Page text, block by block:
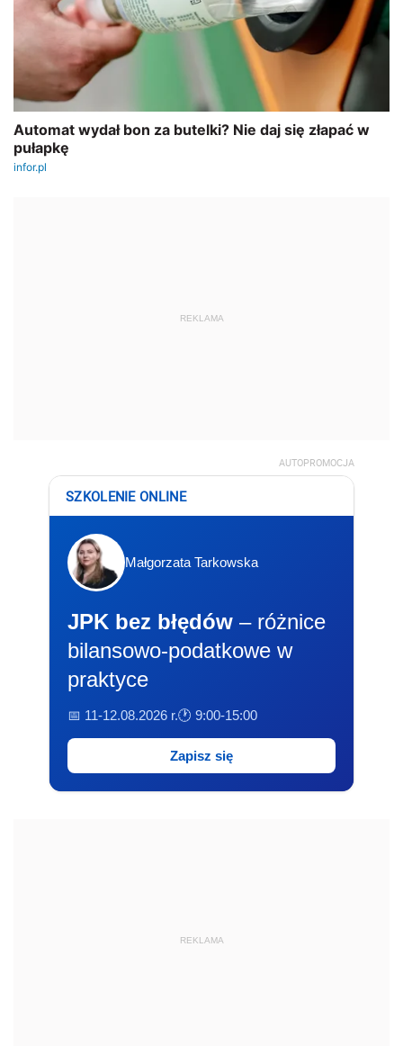
REKLAMA
AUTOPROMOCJA
SZKOLENIE ONLINE
Małgorzata Tarkowska
JPK bez błędów – różnice
bilansowo-podatkowe w
praktyce
📅 11-12.08.2026 r.🕐 9:00-15:00
Zapisz się
REKLAMA